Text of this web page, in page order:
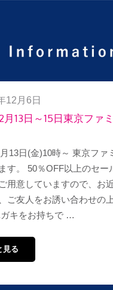
12月6日
月13日～15日東京ファ
13日(金)10時～ 東京ファ
す。 50％OFF以上のセー
用意していますので、お
ご友人をお誘い合わせの
キをお持ちで …
見る